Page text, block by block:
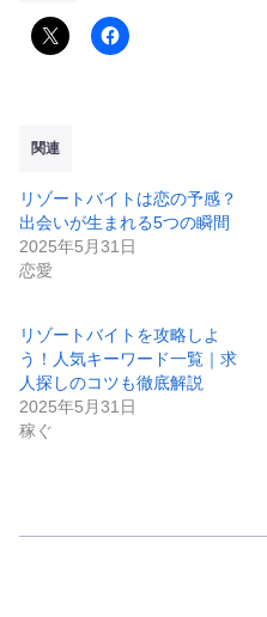
関連
リゾートバイトは恋の予感？
出会いが生まれる5つの瞬間
2025年5月31日
恋愛
リゾートバイトを攻略しよ
う！人気キーワード一覧｜求
人探しのコツも徹底解説
2025年5月31日
稼ぐ